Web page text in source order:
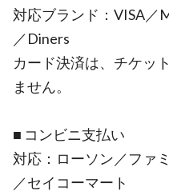
対応ブランド：VISA／
／Diners
カード決済は、チケッ
ません。
■ コンビニ支払い
対応：ローソン／ファ
／セイコーマート